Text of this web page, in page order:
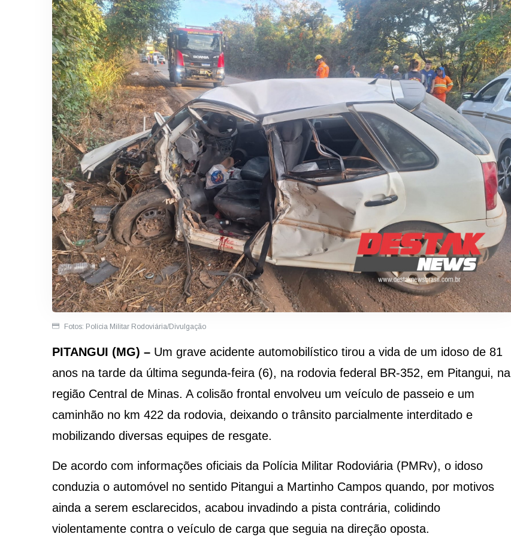
Fotos: Polícia Militar Rodoviária/Divulgação
PITANGUI (MG) – Um grave acidente automobilístico tirou a vida de um idoso de 81
anos na tarde da última segunda-feira (6), na rodovia federal BR-352, em Pitangui, na
região Central de Minas. A colisão frontal envolveu um veículo de passeio e um
caminhão no km 422 da rodovia, deixando o trânsito parcialmente interditado e
mobilizando diversas equipes de resgate.
De acordo com informações oficiais da Polícia Militar Rodoviária (PMRv), o idoso
conduzia o automóvel no sentido Pitangui a Martinho Campos quando, por motivos
ainda a serem esclarecidos, acabou invadindo a pista contrária, colidindo
violentamente contra o veículo de carga que seguia na direção oposta.